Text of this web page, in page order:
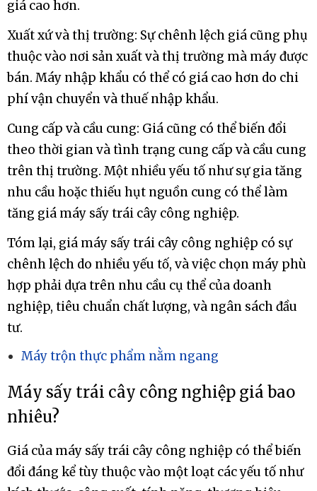
Kích thước thùng sấy và khả năng sấy: Giá cũng
phụ thuộc vào kích thước thùng sấy và khả năng
sấy của máy. Máy có thùng lớn và khả năng sấy
nhanh chóng thường có giá cao hơn.
Nguyên liệu và vật liệu xây dựng: Chất liệu và
nguyên liệu xây dựng máy cũng ảnh hưởng đến
giá. Máy sấy công nghiệp được làm từ các loại vật
liệu chất lượng cao như thép không gỉ thường có
giá cao hơn.
Xuất xứ và thị trường: Sự chênh lệch giá cũng phụ
thuộc vào nơi sản xuất và thị trường mà máy được
bán. Máy nhập khẩu có thể có giá cao hơn do chi
phí vận chuyển và thuế nhập khẩu.
Cung cấp và cầu cung: Giá cũng có thể biến đổi
theo thời gian và tình trạng cung cấp và cầu cung
trên thị trường. Một nhiều yếu tố như sự gia tăng
nhu cầu hoặc thiếu hụt nguồn cung có thể làm
tăng giá máy sấy trái cây công nghiệp.
Tóm lại, giá máy sấy trái cây công nghiệp có sự
chênh lệch do nhiều yếu tố, và việc chọn máy phù
hợp phải dựa trên nhu cầu cụ thể của doanh